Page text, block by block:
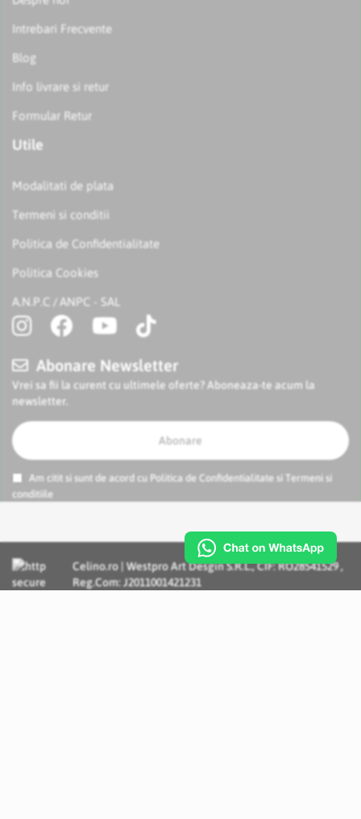
Intrebari Frecvente
Blog
Info livrare si retur
Formular Retur
Utile
Modalitati de plata
Termeni si conditii
Politica de Confidentialitate
Politica Cookies
A.N.P.C / ANPC - SAL
Abonare Newsletter
Vrei sa fii la curent cu ultimele oferte? Aboneaza-te acum la
newsletter.
Abonare
Am citit si sunt de acord cu Politica de Confidentialitate si
Termeni si
conditiile
Celino.ro | Westpro Art Desgin S.R.L., CIF: RO28541529 ,
Reg.Com: J2011001421231